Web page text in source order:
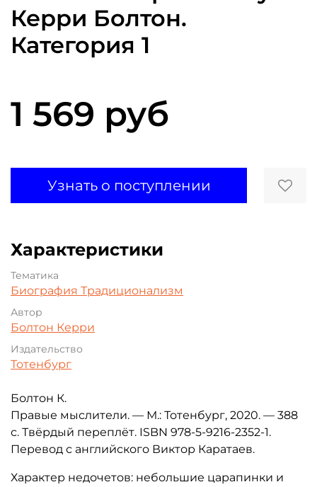
Керри Болтон.
Категория 1
1 569 руб
Узнать о поступлении
Характеристики
Тематика
Биография Традиционализм
Автор
Болтон Керри
Издательство
Тотенбург
Болтон К.
Правые мыслители. — М.: Тотенбург, 2020. — 388
с. Твёрдый переплёт. ISBN 978-5-9216-2352-1.
Перевод с английского Виктор Каратаев.
Характер недочетов: небольшие царапинки и